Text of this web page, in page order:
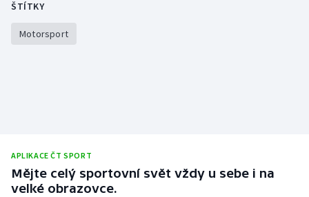
Vodní slalom
ŠTÍTKY
Motorsport
APLIKACE ČT SPORT
Mějte celý sportovní svět vždy u sebe i na
velké obrazovce.